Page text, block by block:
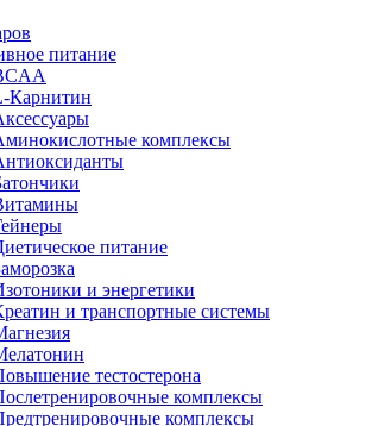
питание
Карнитин
комплексы
питание
и энергетики
и транспортные системы
тестостерона
комплексы
комплексы